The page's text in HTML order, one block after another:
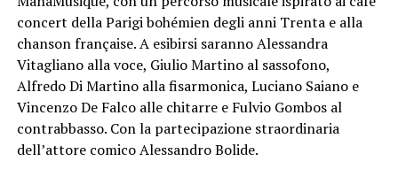
concert della Parigi bohémien degli anni Trenta e alla
chanson française. A esibirsi saranno Alessandra
Vitagliano alla voce, Giulio Martino al sassofono,
Alfredo Di Martino alla fisarmonica, Luciano Saiano e
Vincenzo De Falco alle chitarre e Fulvio Gombos al
contrabbasso. Con la partecipazione straordinaria
dell’attore comico Alessandro Bolide.